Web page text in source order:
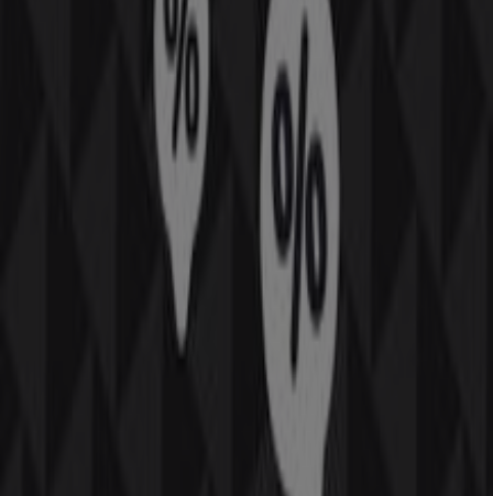
No pierdas la oportunidad de visitar la tienda de
Ctra. N-431, Pol. Ind. las Menajas Nave16
para disfrutar de una experiencia de compra completa.
Te invitamos a explorar las promociones que tenemos
y mantenerte informado de las
mejores ofertas de La Traca Huelva
empieza a ahorrar hoy mismo!
Más información de La Traca
Ver otras tiendas de La